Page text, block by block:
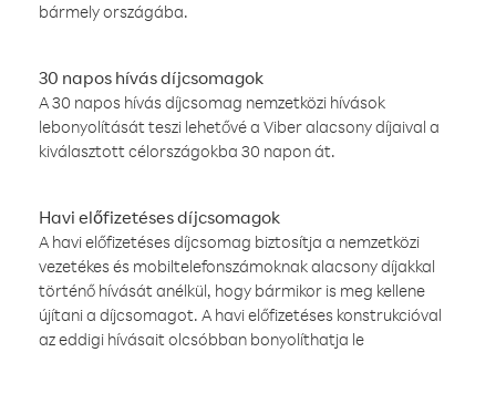
bármely országába.
30 napos hívás díjcsomagok
A 30 napos hívás díjcsomag nemzetközi hívások
lebonyolítását teszi lehetővé a Viber alacsony díjaival a
kiválasztott célországokba 30 napon át.
Havi előfizetéses díjcsomagok
A havi előfizetéses díjcsomag biztosítja a nemzetközi
vezetékes és mobiltelefonszámoknak alacsony díjakkal
történő hívását anélkül, hogy bármikor is meg kellene
újítani a díjcsomagot. A havi előfizetéses konstrukcióval
az eddigi hívásait olcsóbban bonyolíthatja le